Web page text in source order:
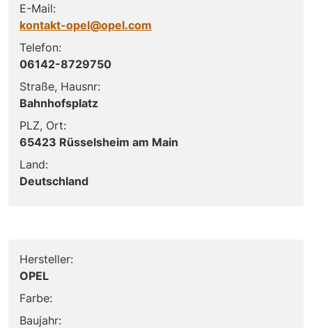
E-Mail:
kontakt-opel@opel.com
Telefon:
06142-8729750
Straße, Hausnr:
Bahnhofsplatz
PLZ, Ort:
65423 Rüsselsheim am Main
Land:
Deutschland
Hersteller:
OPEL
Farbe:
Baujahr: